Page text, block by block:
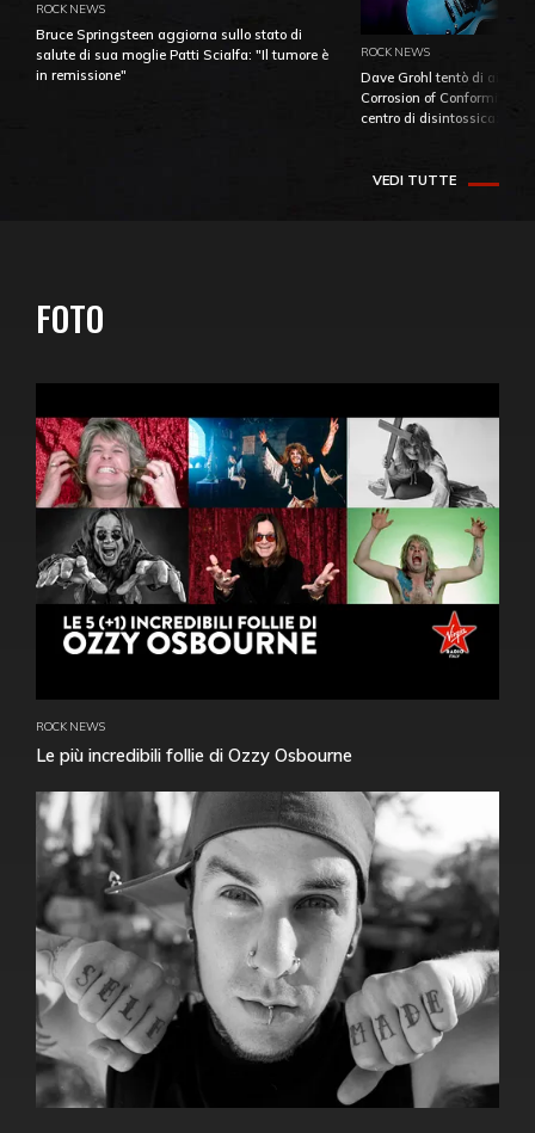
ROCK NEWS
Bruce Springsteen aggiorna sullo stato di
salute di sua moglie Patti Scialfa: "Il tumore è
in remissione"
ROCK NEWS
Dave Grohl tentò di
Corrosion of Conformity
centro di
VEDI TUTTE
FOTO
ROCK NEWS
Le più incredibili follie di Ozzy Osbourne